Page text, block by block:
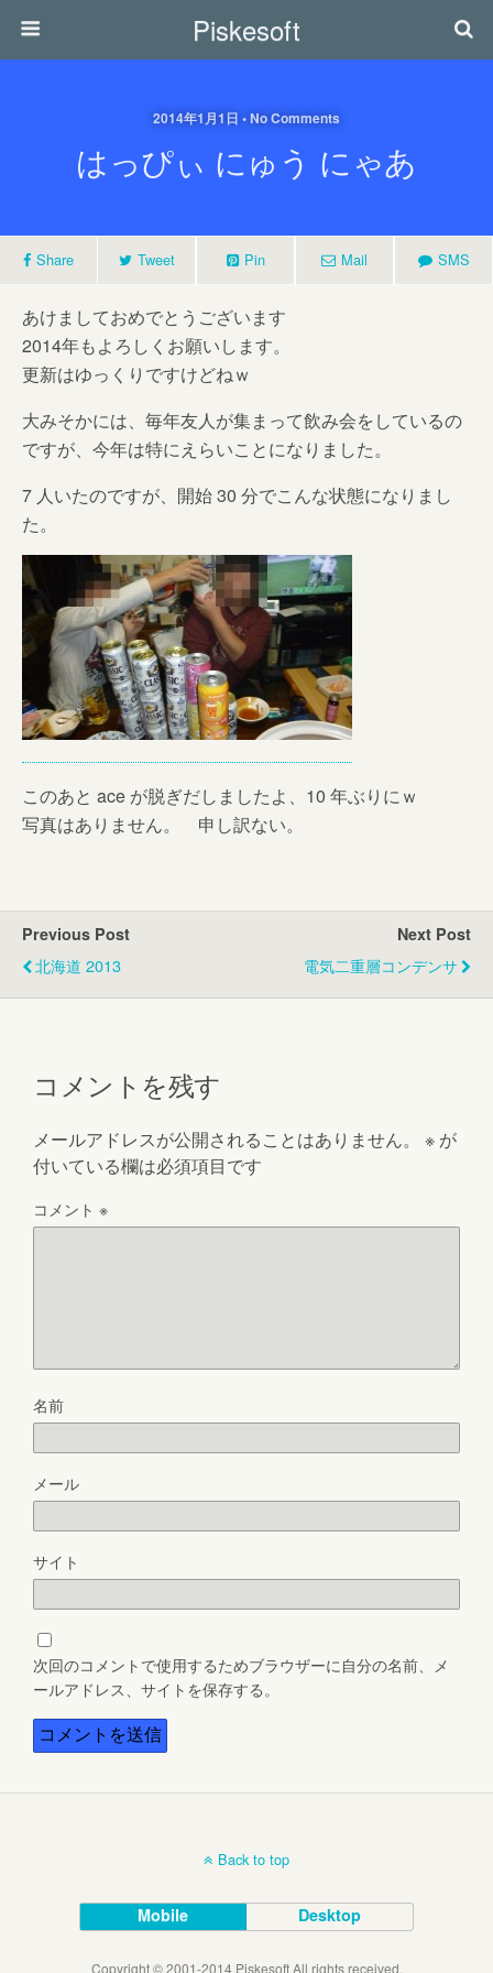
Piskesoft
2014年1月1日 • No Comments
はっぴぃ にゅう にゃあ
Share Tweet Pin Mail SMS
あけましておめでとうございます
2014年もよろしくお願いします。
更新はゆっくりですけどねｗ
大みそかには、毎年友人が集まって飲み会をしているの
ですが、今年は特にえらいことになりました。
7 人いたのですが、開始 30 分でこんな状態になりまし
た。
このあと ace が脱ぎだしましたよ、10 年ぶりにｗ
写真はありません。 申し訳ない。
Previous Post
北海道 2013
Next Post
電気二重層コンデンサ
コメントを残す
メールアドレスが公開されることはありません。 ※ が
付いている欄は必須項目です
コメント ※
名前
メール
サイト
次回のコメントで使用するためブラウザーに自分の名前、メ
ールアドレス、サイトを保存する。
Back to top
Mobile Desktop
Copyright © 2001-2014 Piskesoft All rights received.